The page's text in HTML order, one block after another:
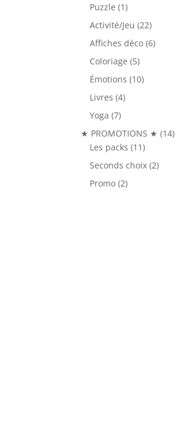
Puzzle 11
produit
Activité/Jeu 2222
produits
Affiches déco 66
Coloriage 55
produits
Émotions 1010
Livres 44
Yoga 77
produits
★ PROMOTIONS ★ 1414
Les packs 1111
produits
Seconds choix 22
Promo 22